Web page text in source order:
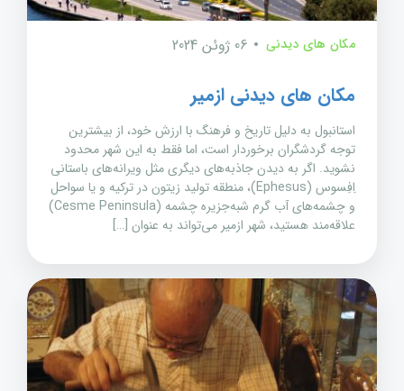
مکان های دیدنی 06 ژوئن 2024
مکان های دیدنی ازمیر
استانبول به دلیل تاریخ و فرهنگ با ارزش خود، از بیشترین
توجه گردشگران برخوردار است، اما فقط به این شهر محدود
نشوید. اگر به دیدن جاذبه‌های دیگری مثل ویرانه‌های باستانی
اِفِسوس (Ephesus)، منطقه تولید زیتون در ترکیه و یا سواحل
و چشمه‌های آب گرم شبه‌جزیره چشمه (Cesme Peninsula)
علاقه‌مند هستید، شهر ازمیر می‌تواند به عنوان […]